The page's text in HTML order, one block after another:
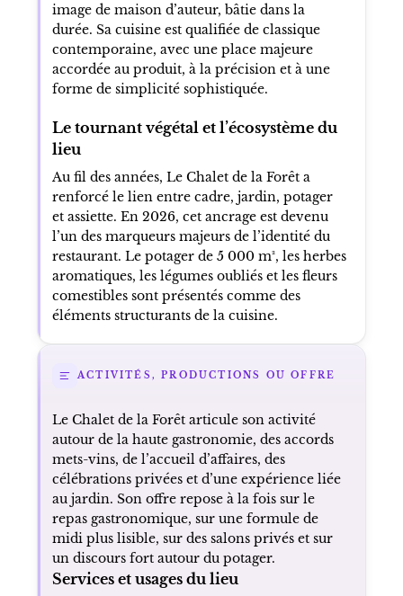
image de maison d’auteur, bâtie dans la
durée. Sa cuisine est qualifiée de classique
contemporaine, avec une place majeure
accordée au produit, à la précision et à une
forme de simplicité sophistiquée.
Le tournant végétal et l’écosystème du
lieu
Au fil des années, Le Chalet de la Forêt a
renforcé le lien entre cadre, jardin, potager
et assiette. En 2026, cet ancrage est devenu
l’un des marqueurs majeurs de l’identité du
restaurant. Le potager de 5 000 m², les herbes
aromatiques, les légumes oubliés et les fleurs
comestibles sont présentés comme des
éléments structurants de la cuisine.
ACTIVITÉS, PRODUCTIONS OU OFFRE
Le Chalet de la Forêt articule son activité
autour de la haute gastronomie, des accords
mets-vins, de l’accueil d’affaires, des
célébrations privées et d’une expérience liée
au jardin. Son offre repose à la fois sur le
repas gastronomique, sur une formule de
midi plus lisible, sur des salons privés et sur
un discours fort autour du potager.
Services et usages du lieu